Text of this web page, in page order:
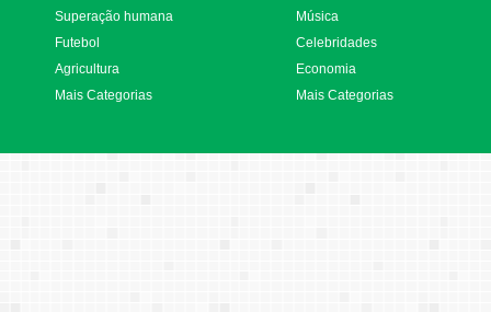
Superação humana
Futebol
Agricultura
Mais Categorias
Música
Celebridades
Economia
Mais Categorias